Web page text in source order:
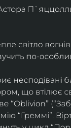
світло
по-
несподівані
що втілює
“Греммі”.